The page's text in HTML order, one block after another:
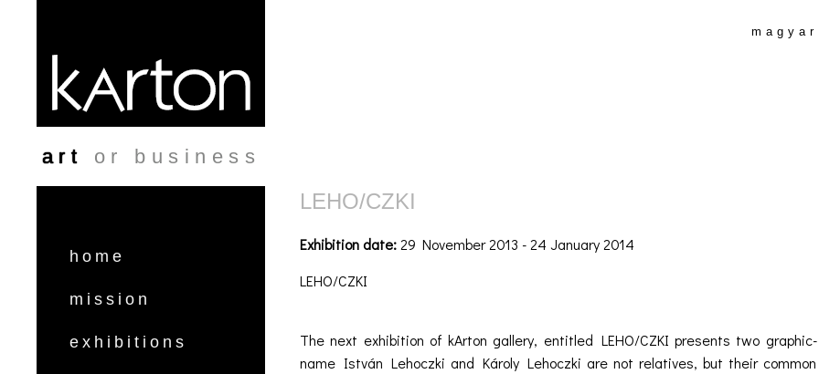
art or business
home
mission
exhibitions
magyar
LEHO/CZKI
Exhibition date:29 November 2013 - 24 January 2014
LEHO/CZKI
The next exhibition of kArton gallery, entitled LEHO/CZKI presents two
name István Lehoczki and Károly Lehoczki are not relatives, but their